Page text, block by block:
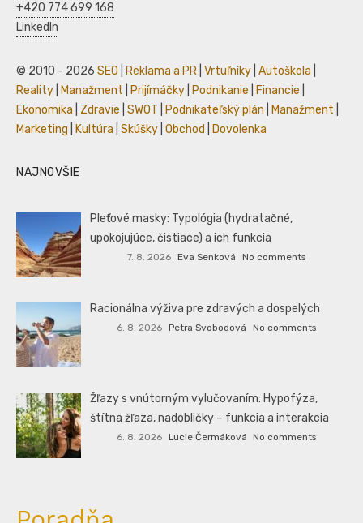
+420 774 699 168
LinkedIn
© 2010 - 2026 SEO Reklama a PR Vrtuľníky Autoškola
Reality
Manažment Prijímáčky Podnikanie Financie
Ekonomika
Zdravie SWOT Podnikateľský plán Manažment
Marketing
Kultúra Skúšky Obchod Dovolenka
NAJNOVŠIE
Pleťové masky: Typológia (hydratačné,
upokojujúce, čistiace) a ich funkcia
7. 8. 2026 Eva Senková No comments
Racionálna výživa pre zdravých a dospelých
6. 8. 2026 Petra Svobodová No comments
Žľazy s vnútorným vylučovaním: Hypofýza,
štítna žľaza, nadobličky – funkcia a interakcia
6. 8. 2026 Lucie Čermáková No comments